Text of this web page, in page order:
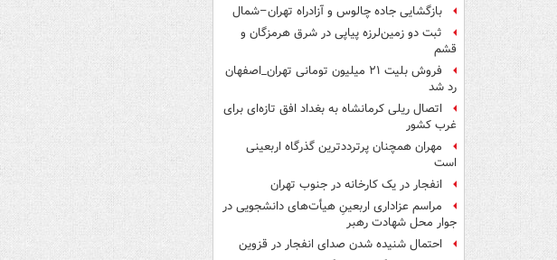
بازگشایی جاده چالوس و آزادراه تهران–شمال
ثبت دو زمین‌لرزه پیاپی در شرق هرمزگان و
قشم
فروش بلیت ۲۱ میلیون تومانی تهران_اصفهان
رد شد
اتصال ریلی کرمانشاه به بغداد افق تازه‌ای برای
غرب کشور
مهران همچنان پرترددترین گذرگاه اربعینی
است
انفجار در یک کارخانه در جنوب تهران
مراسم عزاداری اربعینِ هیأت‌های دانشجویی در
جوار محل شهادت رهبر
احتمال شنیده شدن صدای انفجار در قزوین